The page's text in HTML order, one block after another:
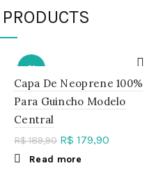
-5%
SOLD
OUT
Capa De Neoprene 100%
Para Guincho Modelo
Central
R$189,90 R$ 179,90
Read more